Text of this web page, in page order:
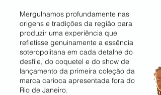
Mergulhamos profundamente nas
origens e tradições da região para
produzir uma experiência que
refletisse genuinamente a essência
soteropolitana em cada detalhe do
desfile, do coquetel e do show de
lançamento da primeira coleção da
marca carioca apresentada fora do
Rio de Janeiro.